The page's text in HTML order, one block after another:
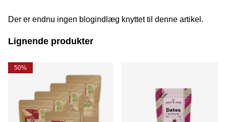
Der er endnu ingen blogindlæg knyttet til denne artikel.
Lignende produkter
50%